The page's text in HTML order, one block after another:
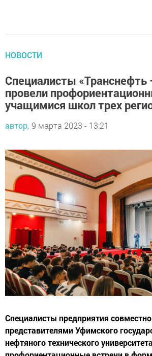
НОВОСТИ
Специалисты
провели
учащимися школ трех
автор, 9 марта 2023 - 13:21
Специалисты предприятия
представителями Уфимского
нефтяного технического
профориентационные встречи в